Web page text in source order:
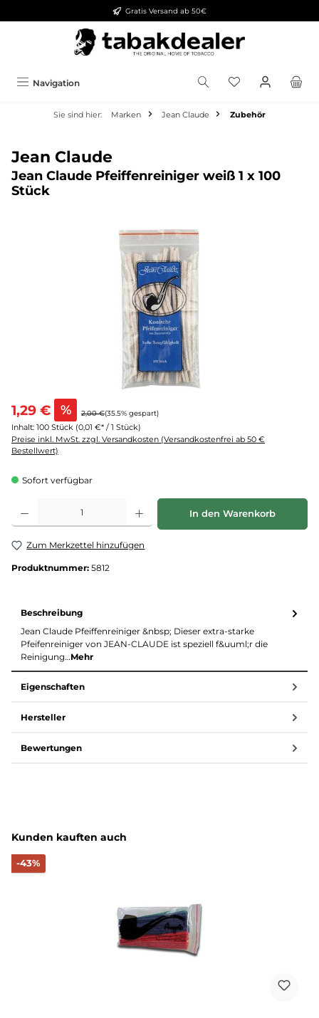
Gratis Versand ab 50€
Navigation
Sie sind hier: Marken Jean Claude Zubehör
Jean Claude
Jean Claude Pfeiffenreiniger weiß 1 x 100
Stück
Bildergalerie überspringen
1,29 € % 2,00 €(35.5% gespart)
Inhalt: 100 Stück (0,01 €* / 1 Stück)
Preise inkl. MwSt. zzgl. Versandkosten (Versandkostenfrei ab 50 €
Bestellwert)
Sofort verfügbar
Produkt Anzahl: Gib den gewünschten Wert ein oder benutze die Schaltflächen
In den Warenkorb
Zum Merkzettel hinzufügen
Produktnummer: 5812
Beschreibung
Jean Claude Pfeiffenreiniger &nbsp; Dieser extra-starke
Pfeifenreiniger von JEAN-CLAUDE ist speziell f&uuml;r die
Reinigung…Mehr
Eigenschaften
Hersteller
Bewertungen
Produktgalerie überspringen
Kunden kauften auch
-43%Rabatt